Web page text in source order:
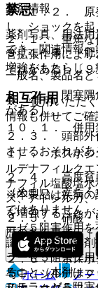
９．１．２． 原
し、ショックを
９．１．３． 肥
増強をもたらし、
相互作用
１０．１． 併用
１）． ホスホジ
ルデナフィルク
ナフィル塩酸塩
ス、アドシルカ
を増強すること
ーゼ５阻害作用
認し、また、本
ラーゼ５阻害作
ること（本剤は
禁忌
２．１． 重篤な
管拡張作用によ
それがある］〔
２．２． 閉塞隅
がある］。
２．３． 頭部外
させるおそれがあ
２．４． 高度貧
（めまい、立ち
２．５． 硝酸・
歴のある患者。
２．６． ホスホ
与中（シルデナ
薬剤情報
薬剤写真、用法
でき、関連情報
一般名、製品名
※ ご使用いただ
情報も併せてご確
※本製品は疾病の
ではありません。
ホーム
ノー